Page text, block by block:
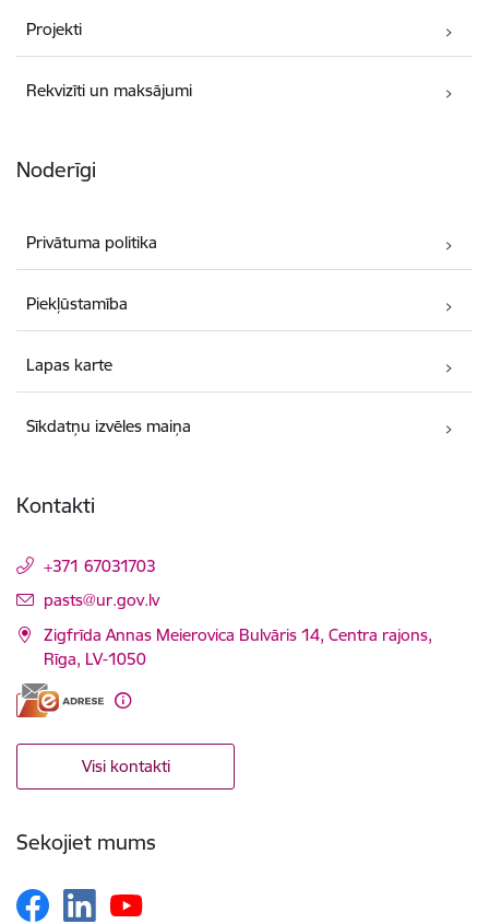
Projekti
Rekvizīti un maksājumi
Noderīgi
Privātuma politika
Piekļūstamība
Lapas karte
Sīkdatņu izvēles maiņa
Kontakti
+371 67031703
E-pasts:
pasts@ur.gov.lv
Zigfrīda Annas Meierovica Bulvāris 14, Centra rajons,
Rīga, LV-1050
Visi kontakti
Sekojiet mums